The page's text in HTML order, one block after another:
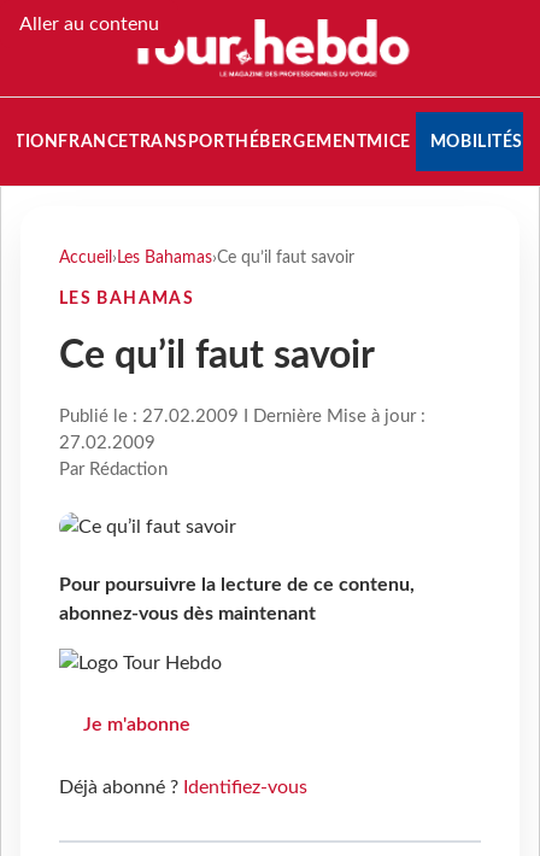
Aller au contenu
FRANCETRANSPORT HÉBERGEMENTMICE MOBILITÉS
Accueil › Les Bahamas›Ce qu’il faut savoir
LES BAHAMAS
Ce qu’il faut savoir
Publié le : 27.02.2009 I Dernière Mise à jour :
27.02.2009
Par Rédaction
Pour poursuivre la lecture de ce contenu,
abonnez-vous dès maintenant
Je m'abonne
Déjà abonné ? Identifiez-vous